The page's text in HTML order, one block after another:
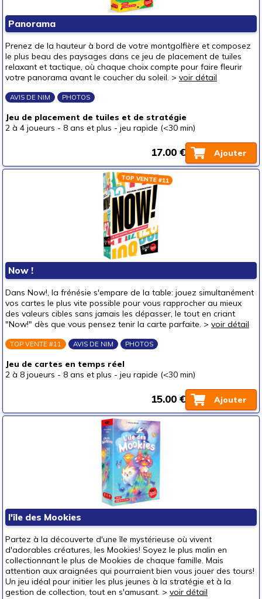
Panorama
Prenez de la hauteur à bord de votre montgolfière et composez
le plus beau des paysages dans ce jeu de placement de tuiles
relaxant et tactique, où chaque choix compte pour faire fleurir
votre panorama avant le coucher du soleil. > voir détail
AVIS DE NIM PHOTOS
Jeu de placement de tuiles et de stratégie
2 à 4 joueurs - 8 ans et plus - jeu rapide (<30 min)
Ajouter
17.00 €
TOP VENTE #11
Now !
Dans Now!, la frénésie s'empare de la table: jouez simultanément
vos cartes le plus vite possible pour vous rapprocher au mieux
des valeurs cibles sans jamais les dépasser, le tout en criant
"Now!" dès que vous pensez tenir la carte parfaite. > voir détail
TOP VENTE #11 AVIS DE NIM PHOTOS
Jeu de cartes en temps réel
2 à 8 joueurs - 8 ans et plus - jeu rapide (<30 min)
Ajouter
15.00 €
l'île des Mookies
Partez à la découverte d'une île mystérieuse où vivent
d'adorables créatures, les Mookies! Soyez le plus malin en
collectionnant le plus de Mookies de chaque famille. Mais
attention aux araignées qui pourraient bien vous jouer des tours!
Un jeu idéal pour initier les plus jeunes à la stratégie et à la
gestion de collection, tout en s'amusant. > voir détail